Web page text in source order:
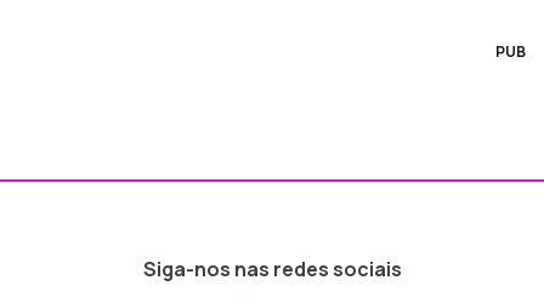
PUB
Siga-nos nas redes sociais